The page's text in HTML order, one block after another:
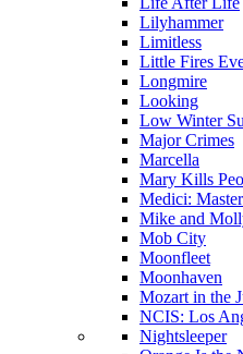
Lilyhammer
Limitless
Little Fires
Longmire
Looking
Low Winter
Major Crimes
Marcella
Mary Kills
Medici:
Mike and
Mob City
Moonfleet
Moonhaven
Mozart in the
NCIS: Los
Nightsleeper